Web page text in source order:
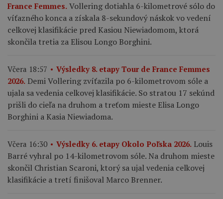
France Femmes. Vollering dotiahla 6-kilometrové sólo do
víťazného konca a získala 8-sekundový náskok vo vedení
celkovej klasifikácie pred Kasiou Niewiadomom, ktorá
skončila tretia za Elisou Longo Borghini.
Včera 18:57
Výsledky 8. etapy Tour de France Femmes
2026. Demi Vollering zvíťazila po 6-kilometrovom sóle a
ujala sa vedenia celkovej klasifikácie. So stratou 17 sekúnd
prišli do cieľa na druhom a treťom mieste Elisa Longo
Borghini a Kasia Niewiadoma.
Včera 16:30 Výsledky 6. etapy Okolo Poľska 2026. Louis
Barré vyhral po 14-kilometrovom sóle. Na druhom mieste
skončil Christian Scaroni, ktorý sa ujal vedenia celkovej
klasifikácie a tretí finišoval Marco Brenner.